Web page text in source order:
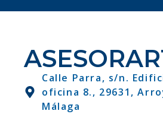
Calle Parra, s/n.
oficina 8., 29631,
Málaga